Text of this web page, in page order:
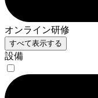
オンライン研修
すべて表示する
設備